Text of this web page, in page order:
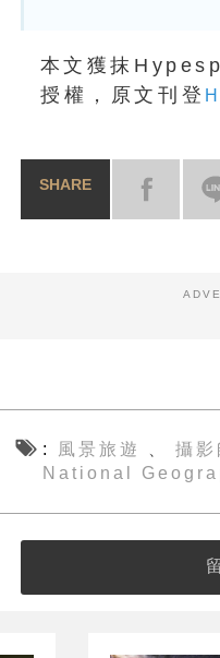
本文獲抹
授權，原文刊登
SHARE
風景旅遊 、 攝影
National